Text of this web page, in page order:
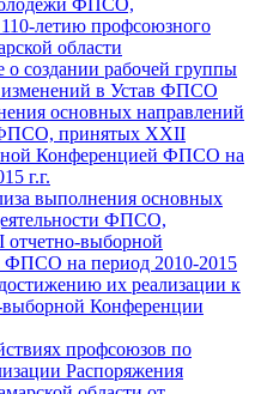
летию профсоюзного
области
о создании рабочей группы
изменений в Устав ФПСО
основных направлений
ФПСО, принятых XXII
Конференцией ФПСО на
г.г.
выполнения основных
ФПСО,
выборной
ФПСО на период 2010-2015
их реализации к
Конференции
профсоюзов по
Распоряжения